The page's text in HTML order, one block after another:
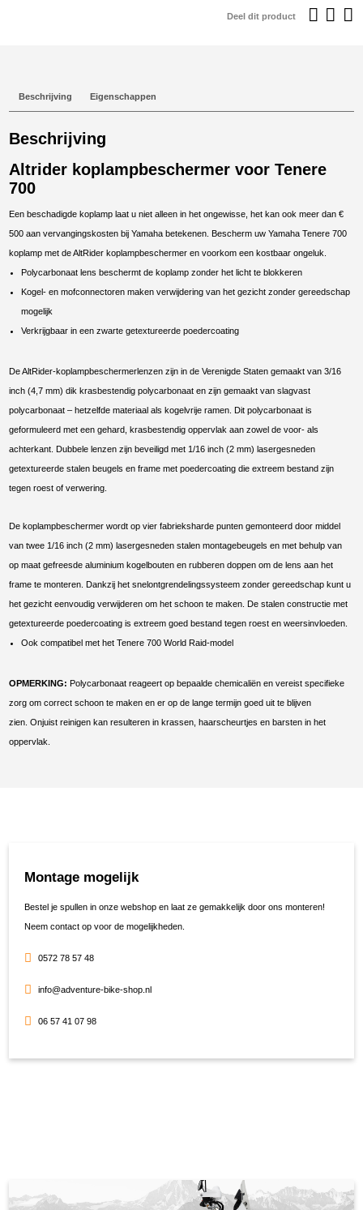
Deel dit product
Beschrijving Eigenschappen
Beschrijving
Altrider koplampbeschermer voor Tenere
700
Een beschadigde koplamp laat u niet alleen in het ongewisse, het kan ook meer dan €
500 aan vervangingskosten bij Yamaha betekenen. Bescherm uw Yamaha Tenere 700
koplamp met de AltRider koplampbeschermer en voorkom een ​​kostbaar ongeluk.
Polycarbonaat lens beschermt de koplamp zonder het licht te blokkeren
Kogel- en mofconnectoren maken verwijdering van het gezicht zonder gereedschap
mogelijk
Verkrijgbaar in een zwarte getextureerde poedercoating
De AltRider-koplampbeschermerlenzen zijn in de Verenigde Staten gemaakt van 3/16
inch (4,7 mm) dik krasbestendig polycarbonaat en zijn gemaakt van slagvast
polycarbonaat – hetzelfde materiaal als kogelvrije ramen. Dit polycarbonaat is
geformuleerd met een gehard, krasbestendig oppervlak aan zowel de voor- als
achterkant. Dubbele lenzen zijn beveiligd met 1/16 inch (2 mm) lasergesneden
getextureerde stalen beugels en frame met poedercoating die extreem bestand zijn
tegen roest of verwering.
De koplampbeschermer wordt op vier fabrieksharde punten gemonteerd door middel
van twee 1/16 inch (2 mm) lasergesneden stalen montagebeugels en met behulp van
op maat gefreesde aluminium kogelbouten en rubberen doppen om de lens aan het
frame te monteren. Dankzij het snelontgrendelingssysteem zonder gereedschap kunt u
het gezicht eenvoudig verwijderen om het schoon te maken. De stalen constructie met
getextureerde poedercoating is extreem goed bestand tegen roest en weersinvloeden.
Ook compatibel met het Tenere 700 World Raid-model
OPMERKING: Polycarbonaat reageert op bepaalde chemicaliën en vereist specifieke
zorg om correct schoon te maken en er op de lange termijn goed uit te blijven
zien. Onjuist reinigen kan resulteren in krassen, haarscheurtjes en barsten in het
oppervlak.
Montage mogelijk
Bestel je spullen in onze webshop en laat ze gemakkelijk door ons monteren!
Neem contact op voor de mogelijkheden.
0572 78 57 48
info@adventure-bike-shop.nl
06 57 41 07 98